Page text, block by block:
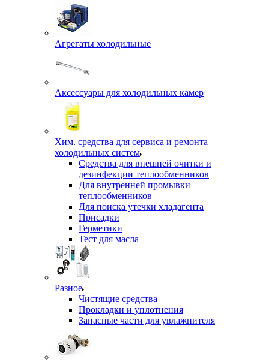
Агрегаты холодильные
Аксессуары для холодильных камер
Хим. средства для сервиса и ремонта
холодильных систем
Средства для внешней очитки и
дезинфекции теплообменников
Для внутренней промывки
теплообменников
Для поиска утечки хладагента
Присадки
Герметики
Тест для масла
Разное
Чистящие средства
Прокладки и уплотнения
Запасные части для увлажнителя